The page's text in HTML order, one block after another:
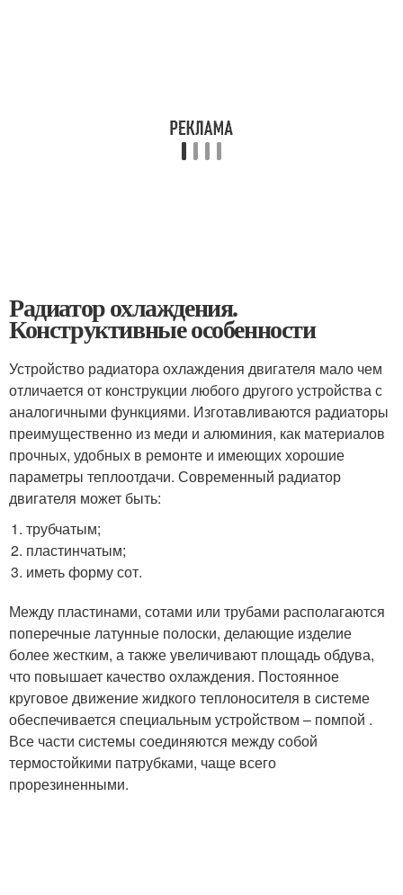
Радиатор охлаждения.
Конструктивные особенности
Устройство радиатора охлаждения двигателя мало чем
отличается от конструкции любого другого устройства с
аналогичными функциями. Изготавливаются радиаторы
преимущественно из меди и алюминия, как материалов
прочных, удобных в ремонте и имеющих хорошие
параметры теплоотдачи. Современный радиатор
двигателя может быть:
трубчатым;
пластинчатым;
иметь форму сот.
Между пластинами, сотами или трубами располагаются
поперечные латунные полоски, делающие изделие
более жестким, а также увеличивают площадь обдува,
что повышает качество охлаждения. Постоянное
круговое движение жидкого теплоносителя в системе
обеспечивается специальным устройством – помпой .
Все части системы соединяются между собой
термостойкими патрубками, чаще всего
прорезиненными.